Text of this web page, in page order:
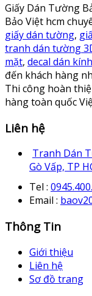
Giấy Dán Tường
Bảo Việt hcm
giấy dán tường,
tranh dán tường
mặt, decal dán
đến khách hàng
Thi công hoàn
hàng toàn quốc
Liên hệ
Tranh Dán
Gò Vấp, TP
Tel :
Email :
Thông Tin
Giới thiệu
Liên hệ
Sơ đồ trang